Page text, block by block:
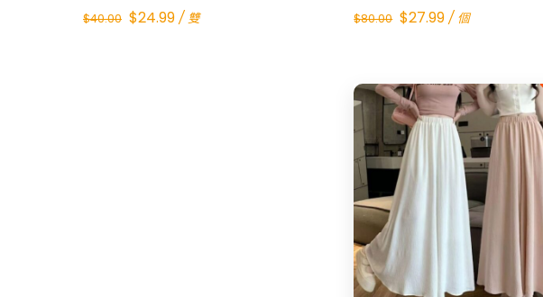
$40.00 Original
$24.99Current
/ 雙 $80.00 Original
$80.00.
$27.99Current
$27.99.
/ 個